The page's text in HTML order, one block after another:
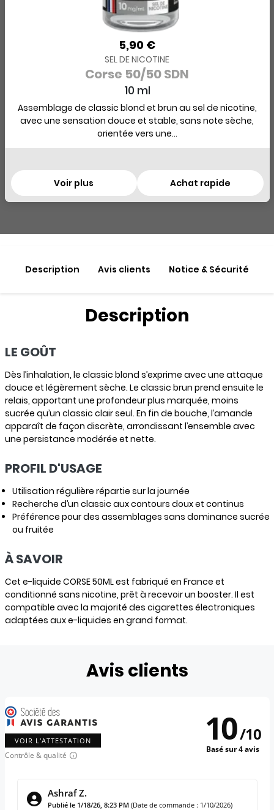
5,90 €
SEL DE NICOTINE
Corse 50/50 SDN
10 ml
Assemblage de classic blond et brun au sel de nicotine,
avec une sensation douce et stable, sans note sèche,
orientée vers une...
Voir plus Achat rapide
Description Avis clients Notice & Sécurité
Description
LE GOÛT
Dès l’inhalation, le classic blond s’exprime avec une attaque
douce et légèrement sèche. Le classic brun prend ensuite le
relais, apportant une profondeur plus marquée, moins
sucrée qu’un classic clair seul. En fin de bouche, l’amande
apparaît de façon discrète, arrondissant l’ensemble avec
une persistance modérée et nette.
PROFIL D'USAGE
Utilisation régulière répartie sur la journée
Recherche d’un classic aux contours doux et continus
Préférence pour des assemblages sans dominance sucrée
ou fruitée
À SAVOIR
Cet e-liquide CORSE 50ML est fabriqué en France et
conditionné sans nicotine, prêt à recevoir un booster. Il est
compatible avec la majorité des cigarettes électroniques
adaptées aux e-liquides en grand format.
Avis clients
VOIR L'ATTESTATION
Contrôle & qualité
10/10
Basé sur 4 avis
Ashraf Z.
Publié le 1/18/26, 8:23 PM (Date de commande : 1/10/2026)